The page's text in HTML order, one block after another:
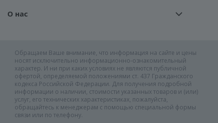
О нас
Обращаем Ваше внимание, что информация на сайте и цены
носят исключительно информационно-ознакомительный
характер. И ни при каких условиях не являются публичной
офертой, определяемой положениями ст. 437 Гражданского
кодекса Российской Федерации. Для получения подробной
информации о наличии, стоимости указанных товаров и (или)
услуг, его технических характеристиках, пожалуйста,
обращайтесь к менеджерам с помощью специальной формы
связи или по телефону.